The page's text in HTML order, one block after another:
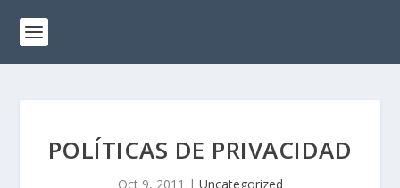
POLÍTICAS DE PRIVACIDAD
Oct 9, 2011 | Uncategorized